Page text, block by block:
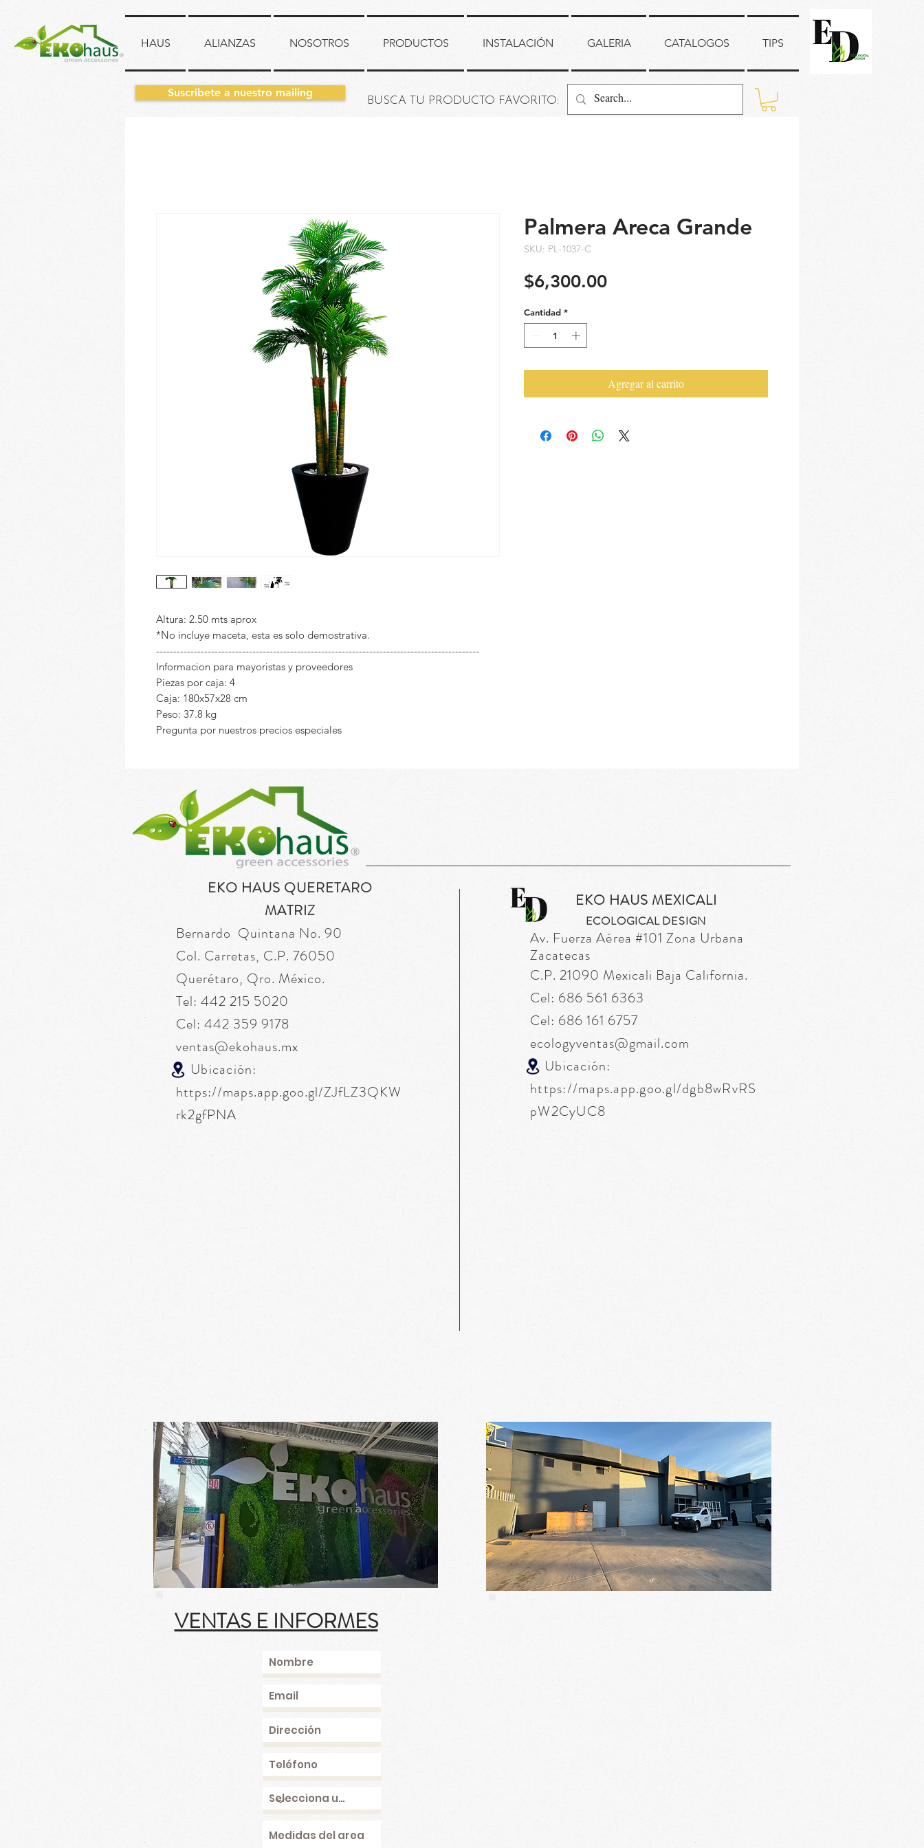
HAUS ALIANZAS NOSOTROS PRODUCTOS INSTALACIÓN GALERIA CATALOGOS TIPS
Suscribete a nuestro mailing
BUSCA TU PRODUCTO FAVORITO:
Altura: 2.50 mts aprox
*No incluye maceta, esta es solo demostrativa.
----------------------------------------------------------------------------------------------
Informacion para mayoristas y proveedores
Piezas por caja: 4
Caja: 180x57x28 cm
Peso: 37.8 kg
Pregunta por nuestros precios especiales
Palmera Areca Grande
SKU: PL-1037-C
$6,300.00Precio
Cantidad *
Agregar al carrito
EKO HAUS QUERETARO
MATRIZ
Bernardo Quintana No. 90
Col. Carretas, C.P. 76050
Querétaro, Qro. México.
Tel: 442 215 5020
Cel: 442 359 9178
ventas@ekohaus.mx
Ubicación:
https://maps.app.goo.gl/ZJfLZ3QKW
rk2gfPNA
EKO HAUS MEXICALI
ECOLOGICAL DESIGN
Av. Fuerza Aérea #101 Zona Urbana
Zacatecas
C.P. 21090 Mexicali Baja California.
Cel: 686 561 6363
Cel: 686 161 6757
ecologyventas@gmail.com
Ubicación:
https://maps.app.goo.gl/dgb8wRvRS
pW2CyUC8
VENTAS E INFORMES